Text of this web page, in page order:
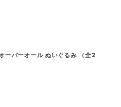
ーバーオール ぬいぐるみ （全2